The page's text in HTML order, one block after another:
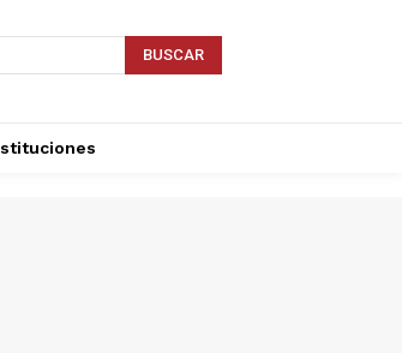
BUSCAR